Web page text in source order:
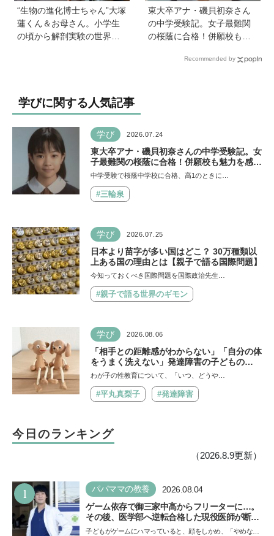
“生物の進化博士ちゃん”大塚
蓮くん＆お母さん。小学生
の頃から解剖実験の世界に
東大卒アナ・磯貝初奈さん
の中学受験記。女子最難関
の桜蔭に合格！併願校も魅
声かけは「睡眠が何より大
Recommended by
学びに関する人気記事
学び 2026.07.24
東大卒アナ・磯貝初奈さんの中学受験記。女
子最難関の桜蔭に合格！併願校も魅力を感じ
た渋渋に。母親の声かけは「睡眠が何より大
中学受験で桜蔭中学校に合格、高1のときに…
#三輪泉
学び 2026.07.25
日本より苗字が多い国はどこ？ 30万種類以
上ある国の理由とは【親子で語る国際問題】
今知っておくべき国際問題を国際政治先生…
#親子で語る世界のギモン
学び 2026.08.06
「相手との距離感がわからない」「自分の体
をうまく洗えない」発達障害の子どもの
「性」に関する困りごと・性教育のポイント
聞いた】
わが子の性教育について、「いつ、どうや…
#平丸真梨子 #発達障害
今日のランキング
（2026.8.9更新）
1 パパママの教養 2026.08.04
ゲーム依存で御三家中高からフリーターに…。
その後、医学部へ逆転合格した現役医師が断言
「ゲームの経験が受験勉強に役立った」そう考
子どもがゲームにハマっていると、顔をしかめ、「やめなさ